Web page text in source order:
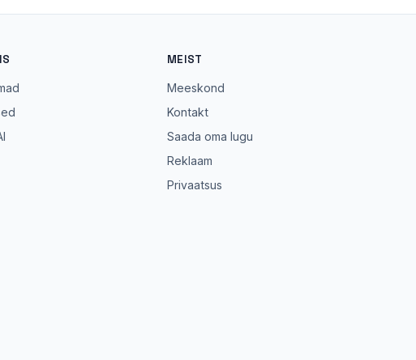
MEIST
Meeskond
Kontakt
Saada oma lugu
Reklaam
Privaatsus